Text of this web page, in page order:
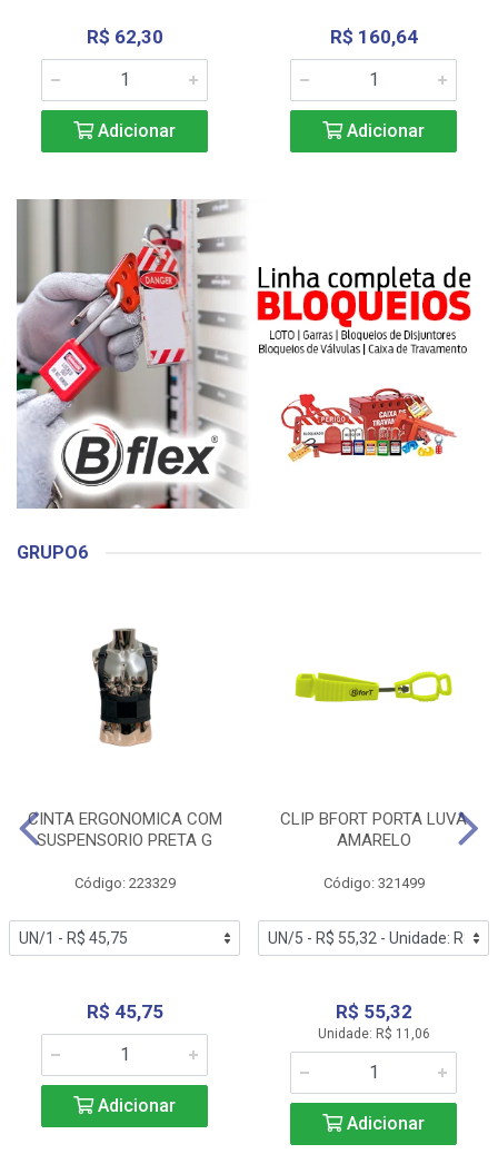
R$ 62,30
Adicionar
R$ 160,64
Adicionar
GRUPO6
CINTA ERGONOMICA COM
SUSPENSORIO PRETA G
Código: 223329
R$ 45,75
Adicionar
CLIP BFORT PORTA LUVA
AMARELO
Código: 321499
R$ 55,32
Unidade: R$ 11,06
Adicionar